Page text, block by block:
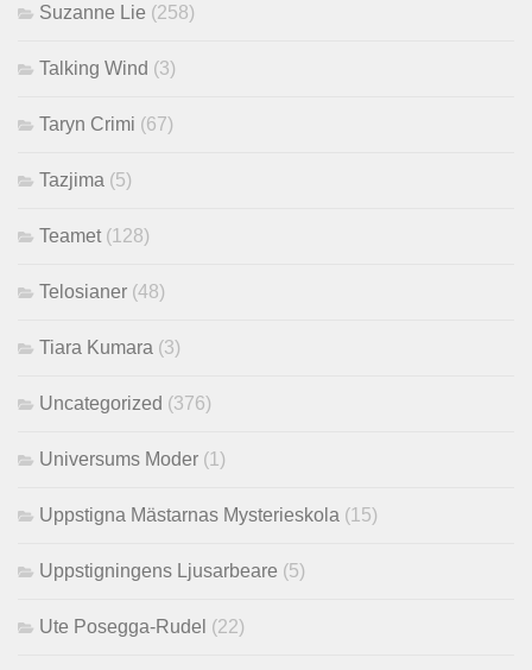
Suzanne Lie (258)
Talking Wind (3)
Taryn Crimi (67)
Tazjima (5)
Teamet (128)
Telosianer (48)
Tiara Kumara (3)
Uncategorized (376)
Universums Moder (1)
Uppstigna Mästarnas Mysterieskola (15)
Uppstigningens Ljusarbeare (5)
Ute Posegga-Rudel (22)